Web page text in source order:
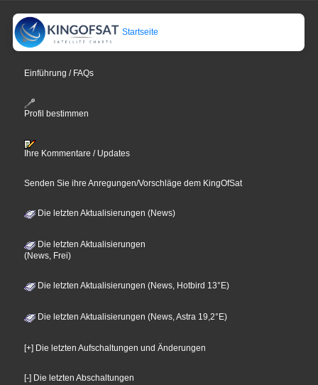
Startseite
Einführung / FAQs
Profil bestimmen
Ihre Kommentare / Updates
Senden Sie ihre Anregungen/Vorschläge dem KingOfSat
Die letzten Aktualisierungen (News)
Die letzten Aktualisierungen
(News, Frei)
Die letzten Aktualisierungen (News, Hotbird 13°E)
Die letzten Aktualisierungen (News, Astra 19,2°E)
[+] Die letzten Aufschaltungen und Änderungen
[-] Die letzten Abschaltungen